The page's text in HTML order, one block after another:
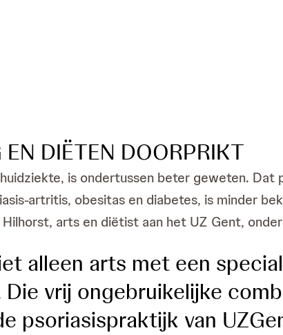
DIËTEN DOORPRIKT
is ondertussen beter geweten.
artritis, obesitas en diabetes, is minder
arts en diëtist aan het UZ Gent,
alleen arts met een
vrij ongebruikelijke
psoriasispraktijk van